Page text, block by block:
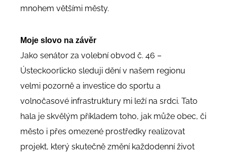
mnohem většími městy.
Moje slovo na závěr
Jako senátor za volební obvod č. 46 –
Ústeckoorlicko sleduji dění v našem regionu
velmi pozorně a investice do sportu a
volnočasové infrastruktury mi leží na srdci. Tato
hala je skvělým příkladem toho, jak může obec, či
město i přes omezené prostředky realizovat
projekt, který skutečně změní každodenní život